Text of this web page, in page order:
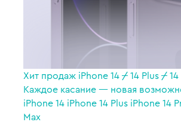
Хит продаж iPhone 14/14 Plus/
Каждое касание — новая
iPhone 14 iPhone 14 Plus iPhone 14
Max